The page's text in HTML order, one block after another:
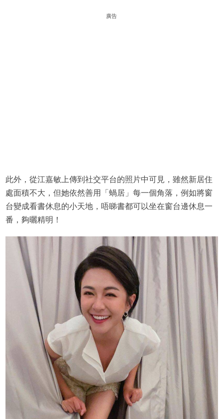
廣告
此外，從江嘉敏上傳到社交平台的照片中可見，雖然新居住
處面積不大，但她依然善用「蝸居」每一個角落，例如將窗
台變成看書休息的小天地，唔睇書都可以坐在窗台邊休息一
番，夠曬精明！